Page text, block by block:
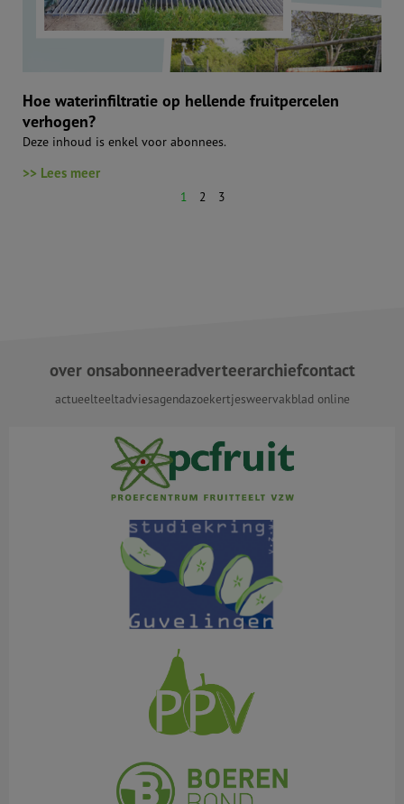
Hoe waterinfiltratie op hellende fruitpercelen
verhogen?
Deze inhoud is enkel voor abonnees.
>> Lees meer
1 2 3
over onsabonneeradverteerarchiefcontact
actueelteeltadviesagendazoekertjesweervakblad online